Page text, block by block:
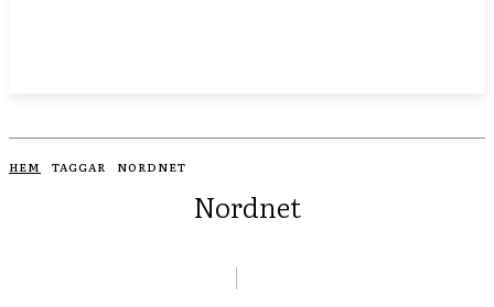
HEM TAGGAR NORDNET
Nordnet